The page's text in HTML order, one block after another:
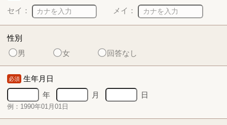
セイ：
メイ：
性別
男
女 回答なし
必須 生年月日
年
月 日
例：1990年01月01日